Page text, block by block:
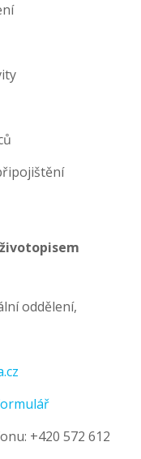
oddělení,
+420 572 612